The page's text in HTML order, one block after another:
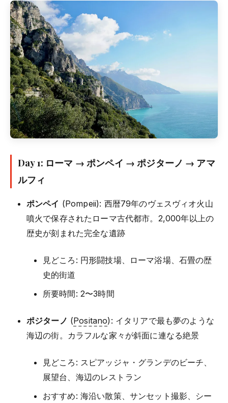
Day 1: ローマ → ポンペイ → ポジターノ → アマ
ルフィ
ポンペイ (Pompeii): 西暦79年のヴェスヴィオ火山
噴火で保存されたローマ古代都市。2,000年以上の
歴史が刻まれた完全な遺跡
見どころ: 円形闘技場、ローマ浴場、石畳の歴
史的街道
所要時間: 2〜3時間
ポジターノ (Positano): イタリアで最も夢のような
海辺の街。カラフルな家々が斜面に連なる絶景
見どころ: スピアッジャ・グランデのビーチ、
展望台、海辺のレストラン
おすすめ: 海沿い散策、サンセット撮影、シー